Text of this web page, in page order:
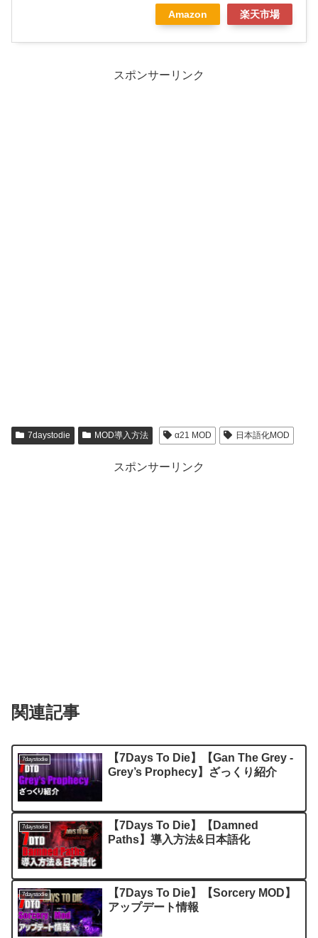
Amazon 楽天市場
スポンサーリンク
7daystodie MOD導入方法 α21 MOD 日本語化MOD
スポンサーリンク
関連記事
7daystodie
【7Days To Die】【Gan The Grey -
Grey’s Prophecy】ざっくり紹介
7daystodie
【7Days To Die】【Damned
Paths】導入方法&日本語化
7daystodie
【7Days To Die】【Sorcery MOD】
アップデート情報